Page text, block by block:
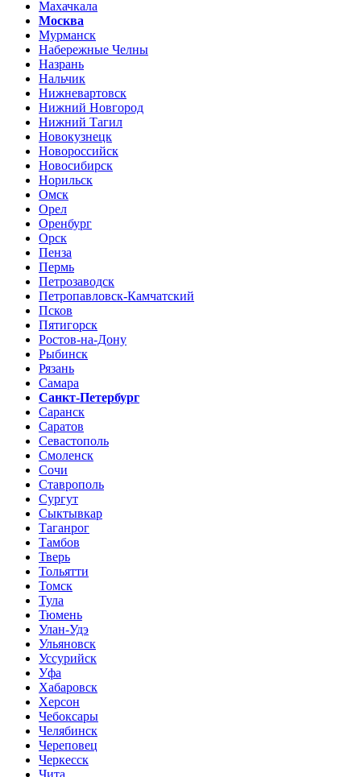
Махачкала
Москва
Мурманск
Набережные Челны
Назрань
Нальчик
Нижневартовск
Нижний Новгород
Нижний Тагил
Новокузнецк
Новороссийск
Новосибирск
Норильск
Омск
Орел
Оренбург
Орск
Пенза
Пермь
Петрозаводск
Петропавловск-Камчатский
Псков
Пятигорск
Ростов-на-Дону
Рыбинск
Рязань
Самара
Санкт-Петербург
Саранск
Саратов
Севастополь
Смоленск
Сочи
Ставрополь
Сургут
Сыктывкар
Таганрог
Тамбов
Тверь
Тольятти
Томск
Тула
Тюмень
Улан-Удэ
Ульяновск
Уссурийск
Уфа
Хабаровск
Херсон
Чебоксары
Челябинск
Череповец
Черкесск